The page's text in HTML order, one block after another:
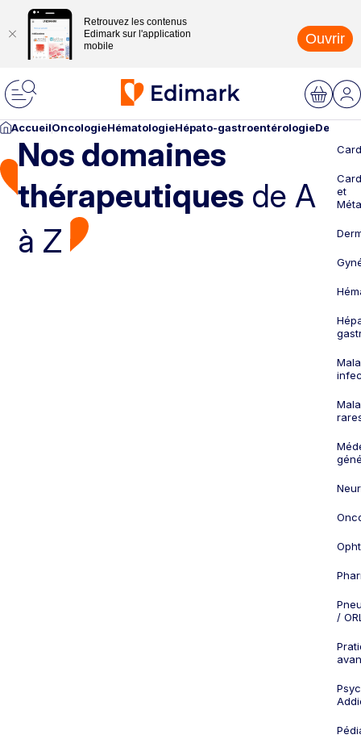
Retrouvez les contenus
Edimark sur l'application
mobile
Ouvrir
AccueilOncologieHématologieHépato-gastroentérologie
Nos domaines
thérapeutiques de A
à Z
et
/